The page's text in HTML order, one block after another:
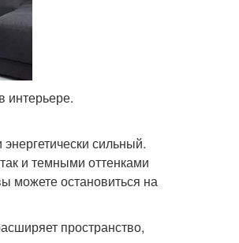
интерьере.
сильный.
и темными оттенками
можете остановиться на
пространство,